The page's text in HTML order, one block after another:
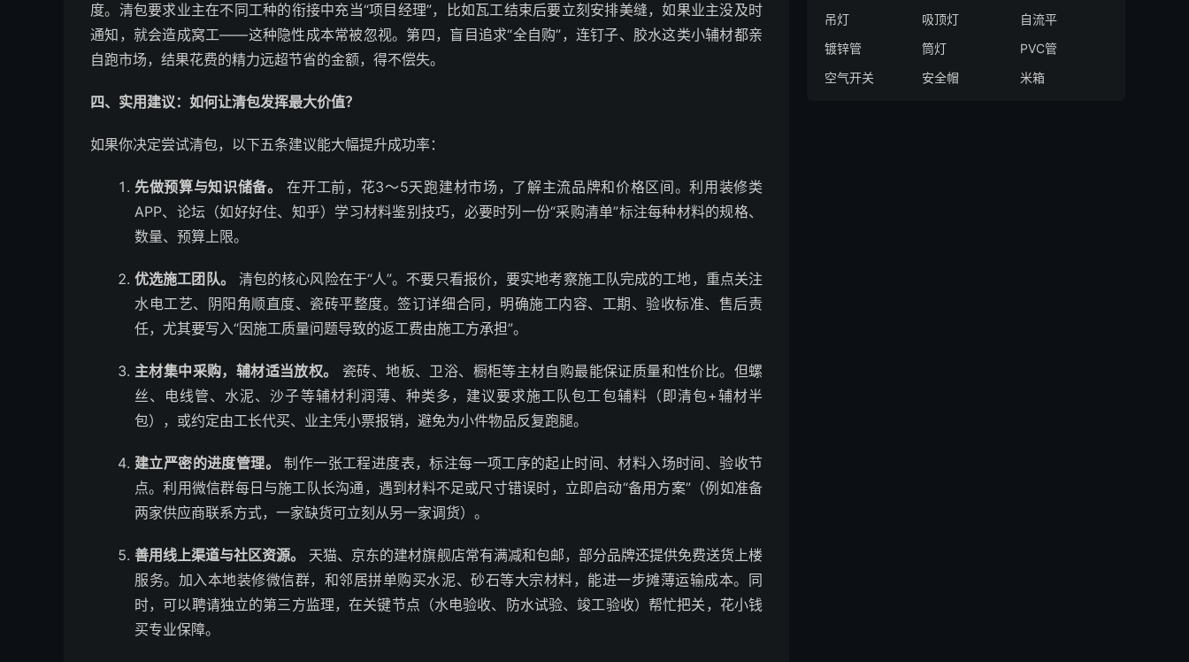
度。清包要求业主在不同工种的衔接中充当“项目经理”，比如瓦工结束后要立刻安排美缝，如果业主没及时
通知，就会造成窝工——这种隐性成本常被忽视。第四，盲目追求“全自购”，连钉子、胶水这类小辅材都亲
自跑市场，结果花费的精力远超节省的金额，得不偿失。
四、实用建议：如何让清包发挥最大价值？
如果你决定尝试清包，以下五条建议能大幅提升成功率：
先做预算与知识储备。
在开工前，花3～5天跑建材市场，了解主流品牌和价格区间。利用装修类
APP、论坛（如好好住、知乎）学习材料鉴别技巧，必要时列一份“采购清单”标注每种材料的规格、
数量、预算上限。
优选施工团队。
清包的核心风险在于“人”。不要只看报价，要实地考察施工队完成的工地，重点关注
水电工艺、阴阳角顺直度、瓷砖平整度。签订详细合同，明确施工内容、工期、验收标准、售后责
任，尤其要写入“因施工质量问题导致的返工费由施工方承担”。
主材集中采购，辅材适当放权。
瓷砖、地板、卫浴、橱柜等主材自购最能保证质量和性价比。但螺
丝、电线管、水泥、沙子等辅材利润薄、种类多，建议要求施工队包工包辅料（即清包+辅材半
包），或约定由工长代买、业主凭小票报销，避免为小件物品反复跑腿。
建立严密的进度管理。
制作一张工程进度表，标注每一项工序的起止时间、材料入场时间、验收节
点。利用微信群每日与施工队长沟通，遇到材料不足或尺寸错误时，立即启动“备用方案”（例如准备
两家供应商联系方式，一家缺货可立刻从另一家调货）。
善用线上渠道与社区资源。
天猫、京东的建材旗舰店常有满减和包邮，部分品牌还提供免费送货上楼
服务。加入本地装修微信群，和邻居拼单购买水泥、砂石等大宗材料，能进一步摊薄运输成本。同
时，可以聘请独立的第三方监理，在关键节点（水电验收、防水试验、竣工验收）帮忙把关，花小钱
买专业保障。
吊灯
吸顶灯
自流平
镀锌管
筒灯
PVC管
空气开关
安全帽 米箱